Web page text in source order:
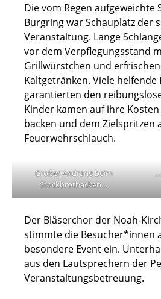
Die vom Regen aufgeweichte
Burgring war Schauplatz der
Veranstaltung. Lange
vor dem Verpflegungsstand
Grillwürstchen und
Kaltgetränken. Viele helfende
garantierten den
Kinder kamen auf ihre
backen und dem Zielspritzen
Feuerwehrschlauch.
Großer Andrang beim
Stockbrotbacken…
Der Bläserchor der Noah-
stimmte die Besucher*innen
besondere Event ein.
aus den Lautsprechern der
Veranstaltungsbetreuung.